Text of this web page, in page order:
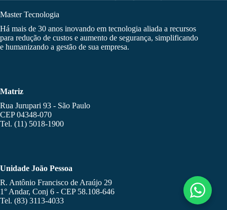
Master Tecnologia
Há mais de 30 anos inovando em tecnologia aliada a recursos
para redução de custos e aumento de segurança, simplificando
e humanizando a gestão de sua empresa.
Matriz
Rua Jurupari 93 - São Paulo
CEP 04348-070
Tel. (11) 5018-1900
Unidade João Pessoa
R. Antônio Francisco de Araújo 29
1° Andar, Conj 6 - CEP 58.108-646
Tel. (83) 3113-4033